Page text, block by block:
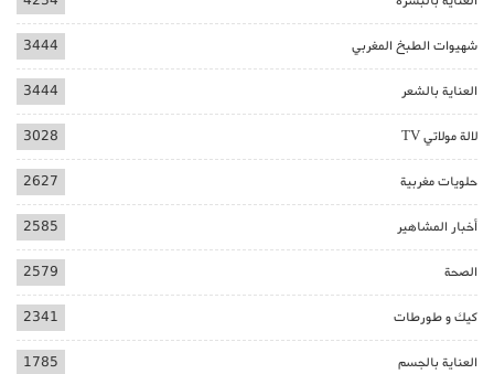
شهيوات الطبخ المغربي 3444
العناية بالشعر 3444
لالة مولاتي TV 3028
حلويات مغربية 2627
أخبار المشاهير 2585
الصحة 2579
كيك و طورطات 2341
العناية بالجسم 1785